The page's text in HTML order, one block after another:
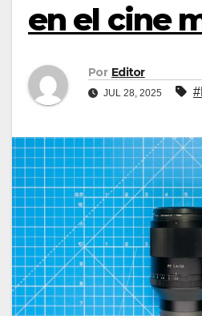
en el cine
Por Editor
JUL 28, 2025